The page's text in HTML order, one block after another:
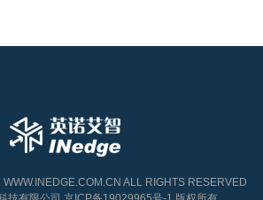
ALL RIGHTS RESERVED